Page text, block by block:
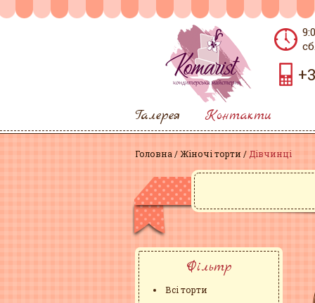
Галерея Контакти
Головна Жіночі торти Дівчинці
Фільтр
Всі торти